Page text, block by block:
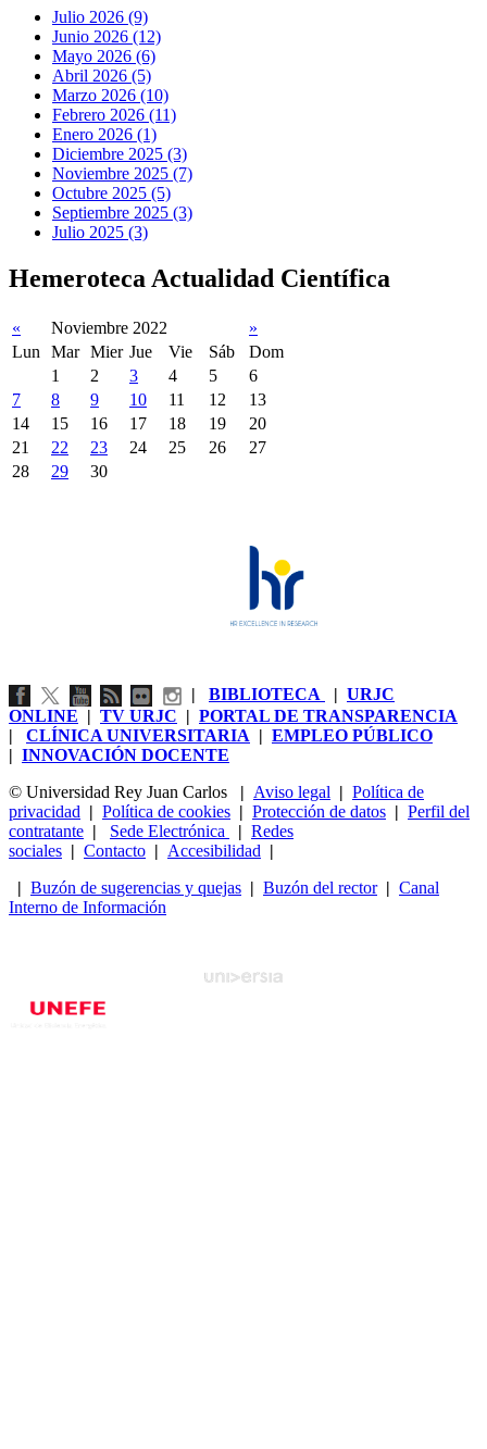
Julio 2026 (9)
Junio 2026 (12)
Mayo 2026 (6)
Abril 2026 (5)
Marzo 2026 (10)
Febrero 2026 (11)
Enero 2026 (1)
Diciembre 2025 (3)
Noviembre 2025 (7)
Octubre 2025 (5)
Septiembre 2025 (3)
Julio 2025 (3)
Hemeroteca Actualidad Científica
« Noviembre 2022
»
Lun
Mar Mier Jue Vie Sáb
Dom
1
2 3 4 5
6
7
8 9 10 11 12
13
14
15 16 17 18 19
20
21
22 23 24 25 26
27
28
29 30
| BIBLIOTECA | URJC
ONLINE | TV URJC | PORTAL DE TRANSPARENCIA
| CLÍNICA UNIVERSITARIA | EMPLEO PÚBLICO
| INNOVACIÓN DOCENTE
© Universidad Rey Juan Carlos
| Aviso legal | Política de
privacidad | Política de cookies | Protección de datos | Perfil del
contratante | Sede Electrónica | Redes
sociales | Contacto | Accesibilidad |
| Buzón de sugerencias y quejas | Buzón del rector| Canal
Interno de Información